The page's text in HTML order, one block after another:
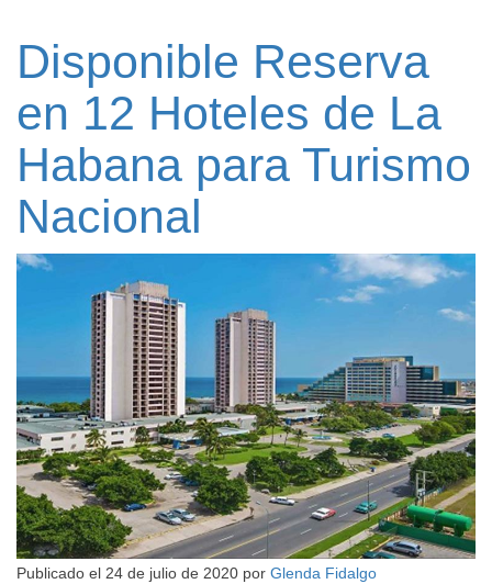
Disponible Reserva
en 12 Hoteles de La
Habana para Turismo
Nacional
Publicado el 24 de julio de 2020 por Glenda Fidalgo